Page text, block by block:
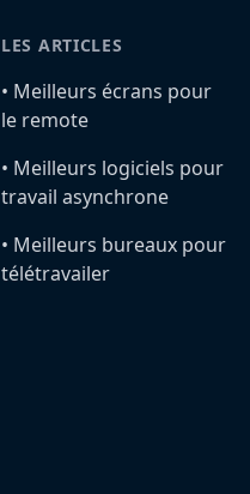
LES ARTICLES
•️ Meilleurs écrans pour
le remote
•️ Meilleurs logiciels pour
travail asynchrone
•️ Meilleurs bureaux pour
télétravailer